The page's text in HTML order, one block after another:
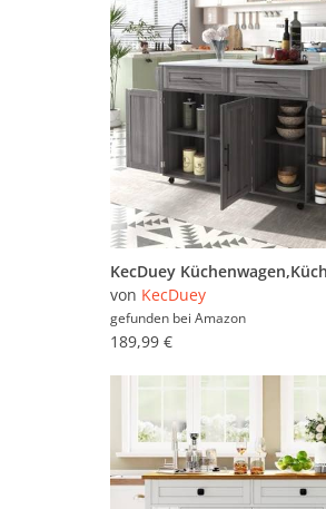
von KecDuey
gefunden bei Amazon
189,99 €